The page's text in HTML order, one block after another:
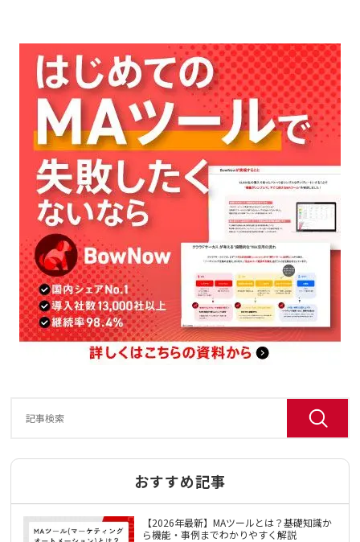
おすすめ記事
【2026年最新】MAツールとは？基礎知識か
ら機能・事例までわかりやすく解説